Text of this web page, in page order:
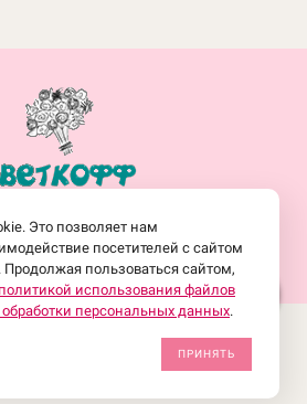
обратный звонок
доставки цветов «Цветкофф» в
Это позволяет нам
посетителей с сайтом
Продолжая пользоваться сайтом,
политикой использования файлов
персональных данных.
ПРИНЯТЬ